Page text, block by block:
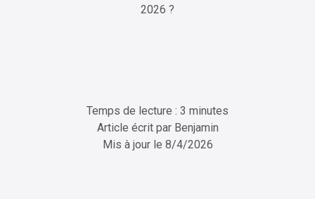
2026 ?
Temps de lecture : 3 minutes
Article écrit par Benjamin
Mis à jour le 8/4/2026